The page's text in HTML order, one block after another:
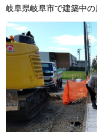
岐阜県岐阜市で建築中の